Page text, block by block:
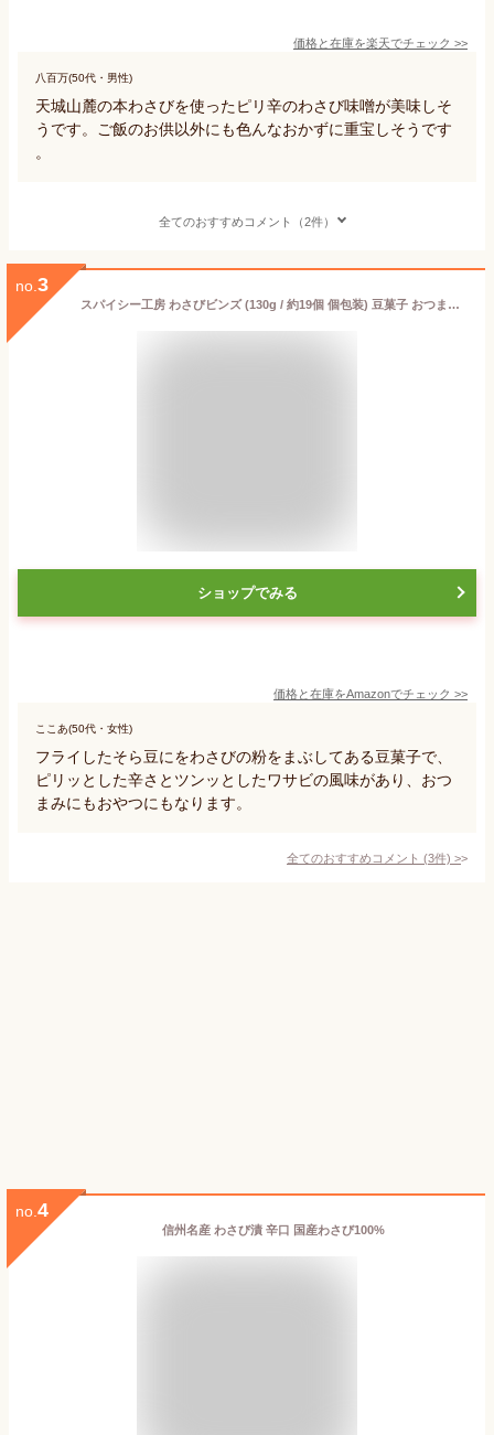
価格と在庫を楽天でチェック >>
八百万(50代・男性)
天城山麓の本わさびを使ったピリ辛のわさび味噌が美味しそ
うです。ご飯のお供以外にも色んなおかずに重宝しそうです
。
全てのおすすめコメント（2件）
no. 3
スパイシー工房 わさびビンズ (130g / 約19個 個包装) 豆菓子 おつまみ スナック菓子 わさび豆 業務用 個包装 吉松
ショップでみる
価格と在庫をAmazonでチェック >>
ここあ(50代・女性)
フライしたそら豆にをわさびの粉をまぶしてある豆菓子で、
ピリッとした辛さとツンッとしたワサビの風味があり、おつ
まみにもおやつにもなります。
全てのおすすめコメント (3件) >
no. 4
信州名産 わさび漬 辛口 国産わさび100%